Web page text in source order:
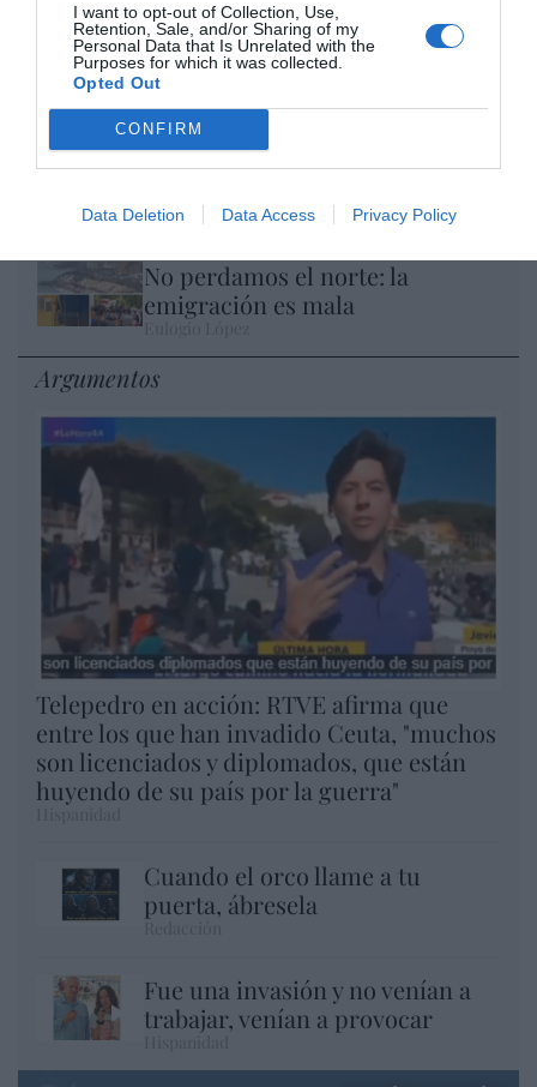
I want to opt-out of Collection, Use,
Retention, Sale, and/or Sharing of my
Personal Data that Is Unrelated with the
Purposes for which it was collected.
Opted Out
CONFIRM
Data Deletion Data Access Privacy Policy
El IBEX 35 cerró la sesión del miércoles en
los 20.057 puntos, un nuevo récord
Ceuta. Nuestra Señora de África:
Eulogio López
No perdamos el norte: la
emigración es mala
Argumentos
Telepedro en acción: RTVE afirma que
entre los que han invadido Ceuta, "muchos
son licenciados y diplomados, que están
huyendo de su país por la guerra"
Cuando el orco llame a tu
puerta, ábresela
Fue una invasión y no venían a
trabajar, venían a provocar